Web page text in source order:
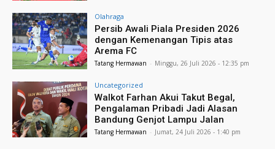
Olahraga
Persib Awali Piala Presiden 2026
dengan Kemenangan Tipis atas
Arema FC
Tatang Hermawan - Minggu, 26 Juli 2026 - 12:35 pm
Uncategorized
Walkot Farhan Akui Takut Begal,
Pengalaman Pribadi Jadi Alasan
Bandung Genjot Lampu Jalan
Tatang Hermawan - Jumat, 24 Juli 2026 - 1:40 pm